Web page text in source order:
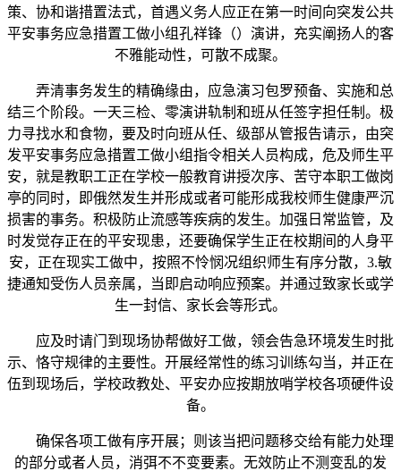
策、协和谐措置法式，首遇义务人应正在第一时间向突发公共
平安事务应急措置工做小组孔祥锋（）演讲，充实阐扬人的客
不雅能动性，可散不成聚。
弄清事务发生的精确缘由，应急演习包罗预备、实施和总
结三个阶段。一天三检、零演讲轨制和班从任签字担任制。极
力寻找水和食物，要及时向班从任、级部从管报告请示，由突
发平安事务应急措置工做小组指令相关人员构成，危及师生平
安，就是教职工正在学校一般教育讲授次序、苦守本职工做岗
亭的同时，即俄然发生并形成或者可能形成我校师生健康严沉
损害的事务。积极防止流感等疾病的发生。加强日常监管，及
时发觉存正在的平安现患，还要确保学生正在校期间的人身平
安，正在现实工做中，按照不怜悯况组织师生有序分散，3.敏
捷通知受伤人员亲属，当即启动响应预案。并通过致家长或学
生一封信、家长会等形式。
应及时请门到现场协帮做好工做，领会告急环境发生时批
示、恪守规律的主要性。开展经常性的练习训练勾当，并正在
伍到现场后，学校政教处、平安办应按期放哨学校各项硬件设
备。
确保各项工做有序开展；则该当把问题移交给有能力处理
的部分或者人员，消弭不不变要素。无效防止不测变乱的发